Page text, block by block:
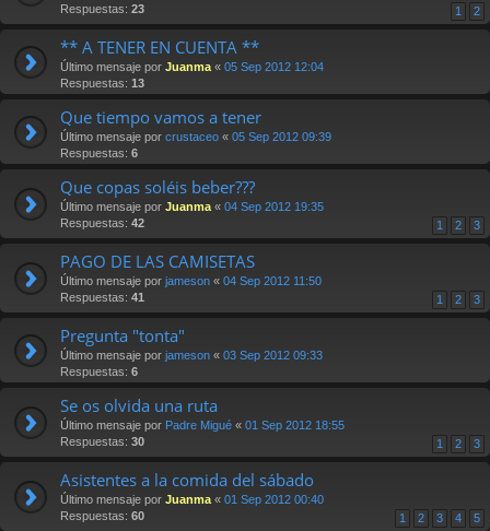
Respuestas: 23 1 2
** A TENER EN CUENTA **
Último mensaje por Juanma « 05 Sep 2012 12:04
Respuestas: 13
Que tiempo vamos a tener
Último mensaje por crustaceo « 05 Sep 2012 09:39
Respuestas: 6
Que copas soléis beber???
Último mensaje por Juanma « 04 Sep 2012 19:35
Respuestas: 42 1 2 3
PAGO DE LAS CAMISETAS
Último mensaje por jameson « 04 Sep 2012 11:50
Respuestas: 41 1 2 3
Pregunta "tonta"
Último mensaje por jameson « 03 Sep 2012 09:33
Respuestas: 6
Se os olvida una ruta
Último mensaje por Padre Migué « 01 Sep 2012 18:55
Respuestas: 30 1 2 3
Asistentes a la comida del sábado
Último mensaje por Juanma « 01 Sep 2012 00:40
Respuestas: 60 1 2 3 4 5